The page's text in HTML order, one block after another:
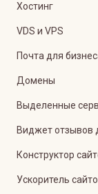
Хостинг
VDS и VPS
Почта для
Домены
Выделенные
Виджет отзывов
Конструктор
Ускоритель